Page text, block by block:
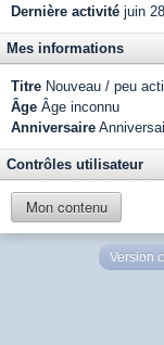
Dernière activité juin
Mes informations
Titre Nouveau / peu
Âge Âge inconnu
Anniversaire
Contrôles utilisateur
Mon contenu
Version